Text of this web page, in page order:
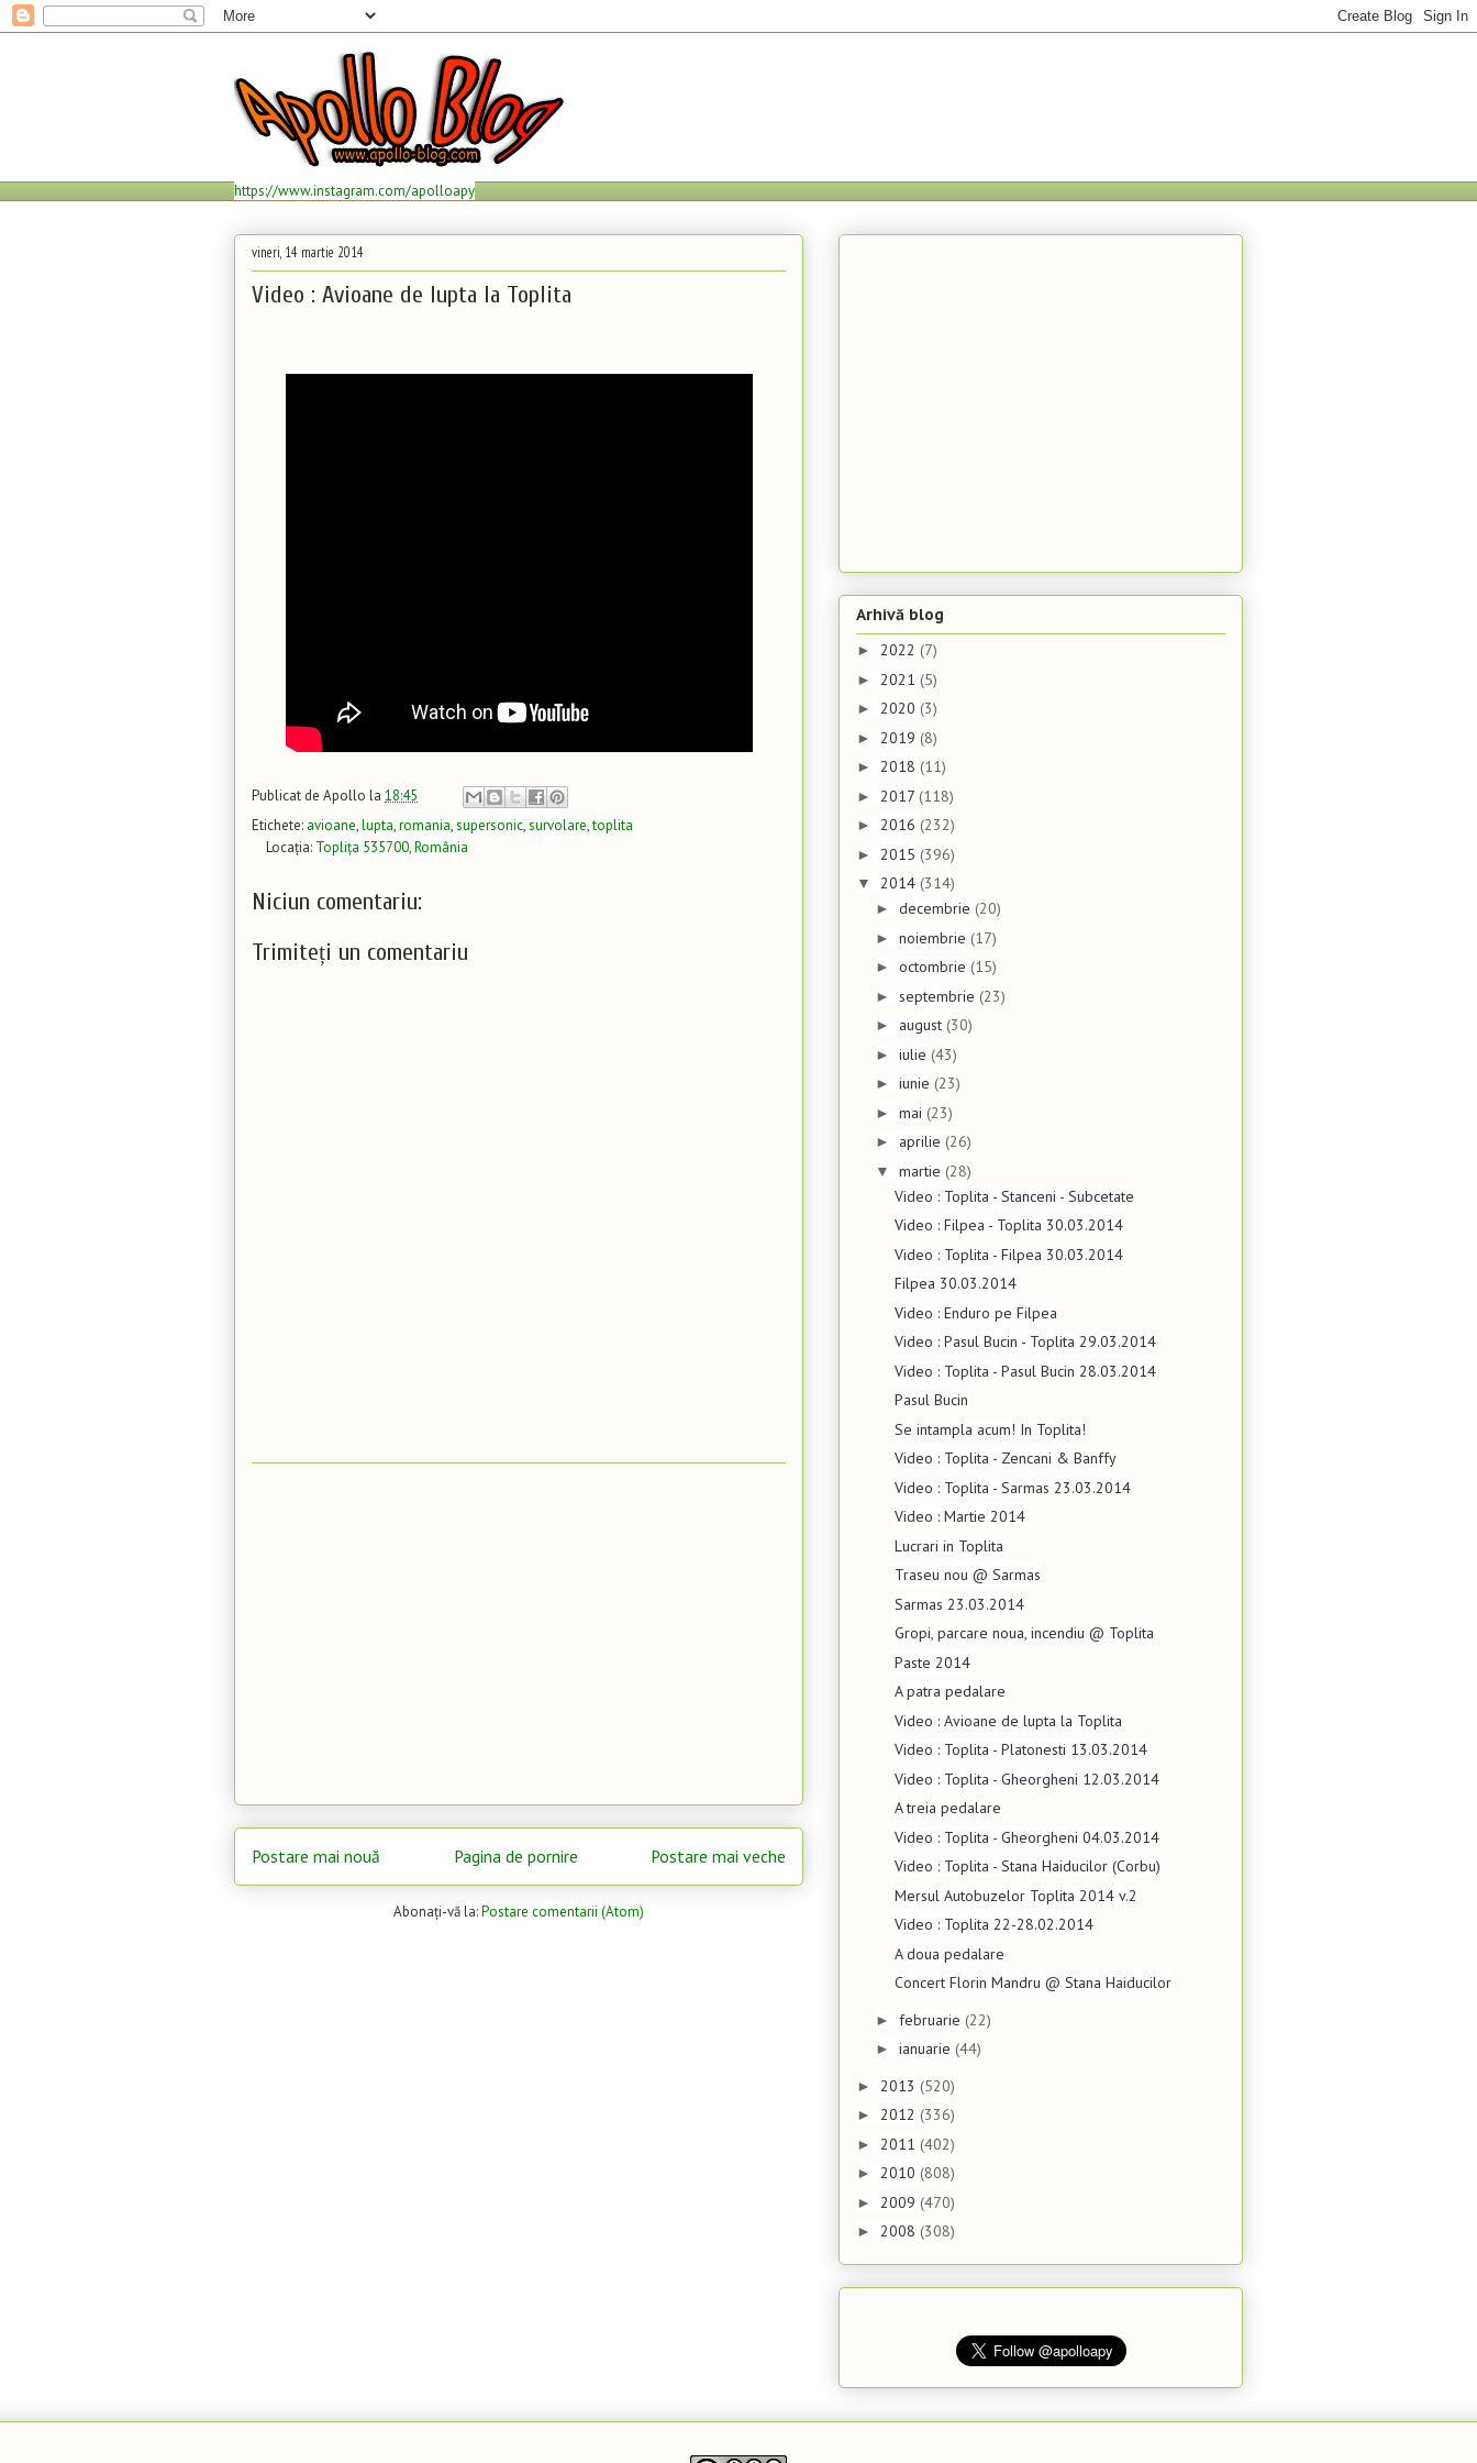
https://www.instagram.com/apolloapy
vineri, 14 martie 2014
Video : Avioane de lupta la Toplita
Publicat de Apollo la 18:45
Etichete: avioane,lupta,romania,supersonic,survolare,toplita
Locația: Toplița 535700, România
Niciun comentariu:
Trimiteți un comentariu
Postare mai nouă Postare mai veche
Pagina de pornire
Abonați-vă la:Postare comentarii (Atom)
Arhivă blog
► 2022 (7)
► 2021 (5)
► 2020 (3)
► 2019 (8)
► 2018 (11)
► 2017 (118)
► 2016 (232)
► 2015 (396)
▼ 2014 (314)
► decembrie (20)
► noiembrie (17)
► octombrie (15)
► septembrie (23)
► august (30)
► iulie (43)
► iunie (23)
► mai (23)
► aprilie (26)
▼ martie (28)
Video : Toplita - Stanceni - Subcetate
Video : Filpea - Toplita 30.03.2014
Video : Toplita - Filpea 30.03.2014
Filpea 30.03.2014
Video : Enduro pe Filpea
Video : Pasul Bucin - Toplita 29.03.2014
Video : Toplita - Pasul Bucin 28.03.2014
Pasul Bucin
Se intampla acum! In Toplita!
Video : Toplita - Zencani & Banffy
Video : Toplita - Sarmas 23.03.2014
Video : Martie 2014
Lucrari in Toplita
Traseu nou @ Sarmas
Sarmas 23.03.2014
Gropi, parcare noua, incendiu @ Toplita
Paste 2014
A patra pedalare
Video : Avioane de lupta la Toplita
Video : Toplita - Platonesti 13.03.2014
Video : Toplita - Gheorgheni 12.03.2014
A treia pedalare
Video : Toplita - Gheorgheni 04.03.2014
Video : Toplita - Stana Haiducilor (Corbu)
Mersul Autobuzelor Toplita 2014 v.2
Video : Toplita 22-28.02.2014
A doua pedalare
Concert Florin Mandru @ Stana Haiducilor
► februarie (22)
► ianuarie (44)
► 2013 (520)
► 2012 (336)
► 2011 (402)
► 2010 (808)
► 2009 (470)
► 2008 (308)